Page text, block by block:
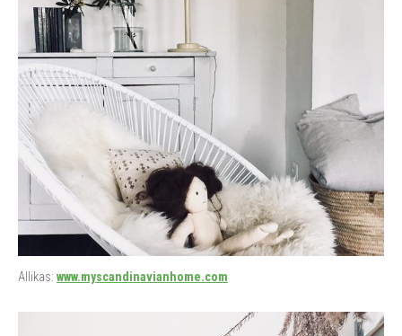
Allikas: www.myscandinavianhome.com